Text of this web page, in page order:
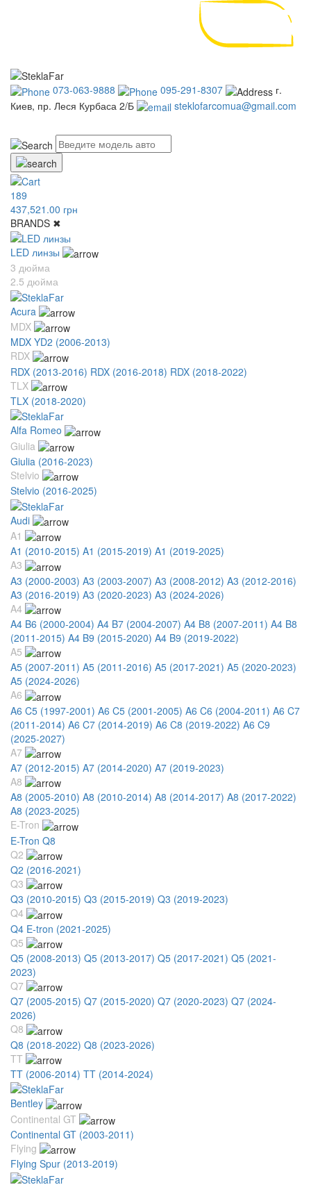
073-063-9888 095-291-8307
г.
Киев, пр. Леся Курбаса 2/Б
steklofarcomua@gmail.com
189
437,521.00 грн
BRANDS ✖
LED линзы
3 дюйма
2.5 дюйма
Acura
MDX
MDX YD2 (2006-2013)
RDX
RDX (2013-2016) RDX (2016-2018) RDX (2018-2022)
TLX
TLX (2018-2020)
Alfa Romeo
Giulia
Giulia (2016-2023)
Stelvio
Stelvio (2016-2025)
Audi
A1
A1 (2010-2015) A1 (2015-2019) A1 (2019-2025)
A3
A3 (2000-2003) A3 (2003-2007) A3 (2008-2012) A3 (2012-2016)
A3 (2016-2019) A3 (2020-2023) A3 (2024-2026)
A4
A4 B6 (2000-2004) A4 B7 (2004-2007) A4 B8 (2007-2011) A4 B8
(2011-2015) A4 B9 (2015-2020) A4 B9 (2019-2022)
A5
A5 (2007-2011) A5 (2011-2016) A5 (2017-2021) A5 (2020-2023)
A5 (2024-2026)
A6
A6 C5 (1997-2001) A6 C5 (2001-2005) A6 C6 (2004-2011) A6 C7
(2011-2014) A6 C7 (2014-2019) A6 C8 (2019-2022) A6 C9
(2025-2027)
A7
A7 (2012-2015) A7 (2014-2020) A7 (2019-2023)
A8
A8 (2005-2010) A8 (2010-2014) A8 (2014-2017) A8 (2017-2022)
A8 (2023-2025)
E-Tron
E-Tron Q8
Q2
Q2 (2016-2021)
Q3
Q3 (2010-2015) Q3 (2015-2019) Q3 (2019-2023)
Q4
Q4 E-tron (2021-2025)
Q5
Q5 (2008-2013) Q5 (2013-2017) Q5 (2017-2021) Q5 (2021-
2023)
Q7
Q7 (2005-2015) Q7 (2015-2020) Q7 (2020-2023) Q7 (2024-
2026)
Q8
Q8 (2018-2022) Q8 (2023-2026)
TT
TT (2006-2014) TT (2014-2024)
Bentley
Continental GT
Continental GT (2003-2011)
Flying
Flying Spur (2013-2019)